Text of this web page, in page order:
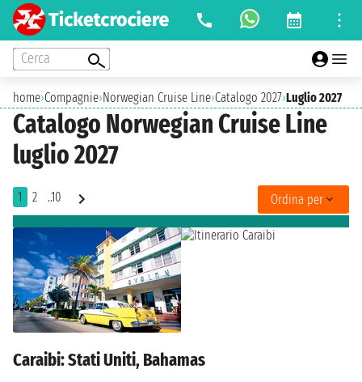
Cerca
home›Compagnie›Norwegian Cruise Line›Catalogo 2027›Luglio 2027
Catalogo Norwegian Cruise Line
luglio 2027
1 2 ..10 Ordina per
Caraibi: Stati Uniti, Bahamas